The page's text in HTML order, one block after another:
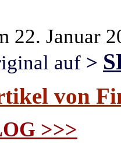
22. Januar
auf >
von
>>>